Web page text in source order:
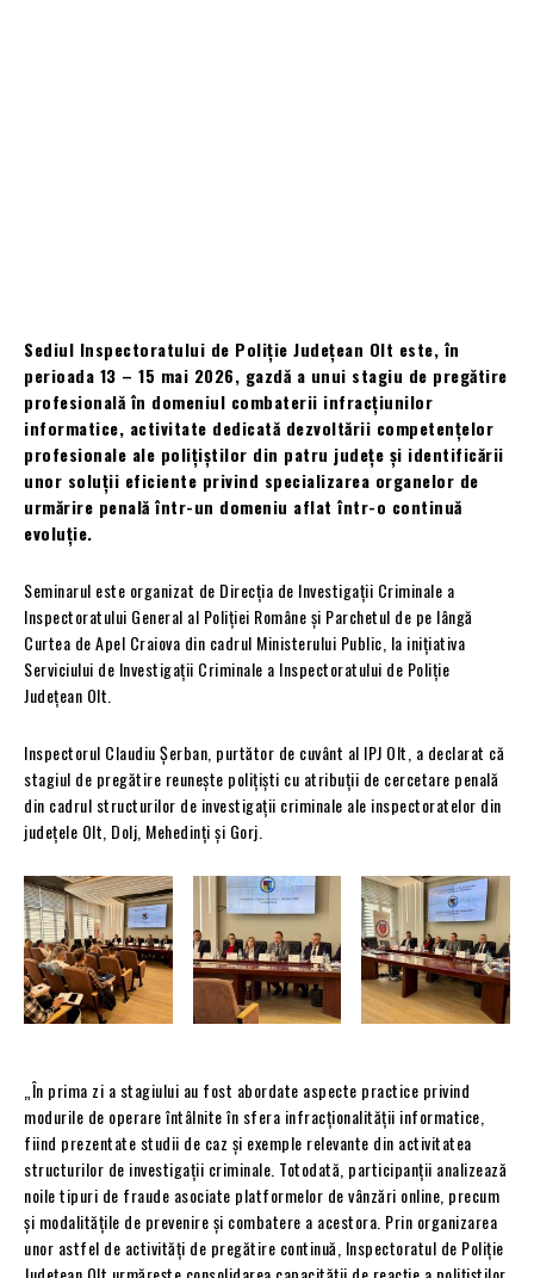
Sediul Inspectoratului de Poliție Județean Olt este, în
perioada 13 – 15 mai 2026, gazdă a unui stagiu de pregătire
profesională în domeniul combaterii infracțiunilor
informatice, activitate dedicată dezvoltării competențelor
profesionale ale polițiștilor din patru județe și identificării
unor soluții eficiente privind specializarea organelor de
urmărire penală într-un domeniu aflat într-o continuă
evoluție.
Seminarul este organizat de Direcția de Investigații Criminale a
Inspectoratului General al Poliției Române și Parchetul de pe lângă
Curtea de Apel Craiova din cadrul Ministerului Public, la inițiativa
Serviciului de Investigații Criminale a Inspectoratului de Poliție
Județean Olt.
Inspectorul Claudiu Șerban, purtător de cuvânt al IPJ Olt, a declarat că
stagiul de pregătire reunește polițiști cu atribuții de cercetare penală
din cadrul structurilor de investigații criminale ale inspectoratelor din
județele Olt, Dolj, Mehedinți și Gorj.
„În prima zi a stagiului au fost abordate aspecte practice privind
modurile de operare întâlnite în sfera infracționalității informatice,
fiind prezentate studii de caz și exemple relevante din activitatea
structurilor de investigații criminale. Totodată, participanții analizează
noile tipuri de fraude asociate platformelor de vânzări online, precum
și modalitățile de prevenire și combatere a acestora. Prin organizarea
unor astfel de activități de pregătire continuă, Inspectoratul de Poliție